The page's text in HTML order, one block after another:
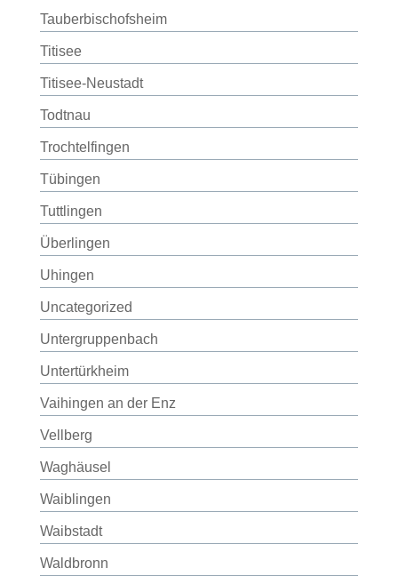
Tauberbischofsheim
Titisee
Titisee-Neustadt
Todtnau
Trochtelfingen
Tübingen
Tuttlingen
Überlingen
Uhingen
Uncategorized
Untergruppenbach
Untertürkheim
Vaihingen an der Enz
Vellberg
Waghäusel
Waiblingen
Waibstadt
Waldbronn